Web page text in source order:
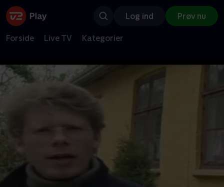
Log ind Prøv nu
Forside Live TV Kategorier